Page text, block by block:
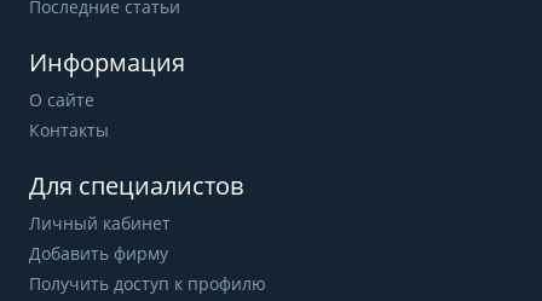
Последние статьи
Информация
О сайте
Контакты
Для специалистов
Личный кабинет
Добавить фирму
Получить доступ к профилю